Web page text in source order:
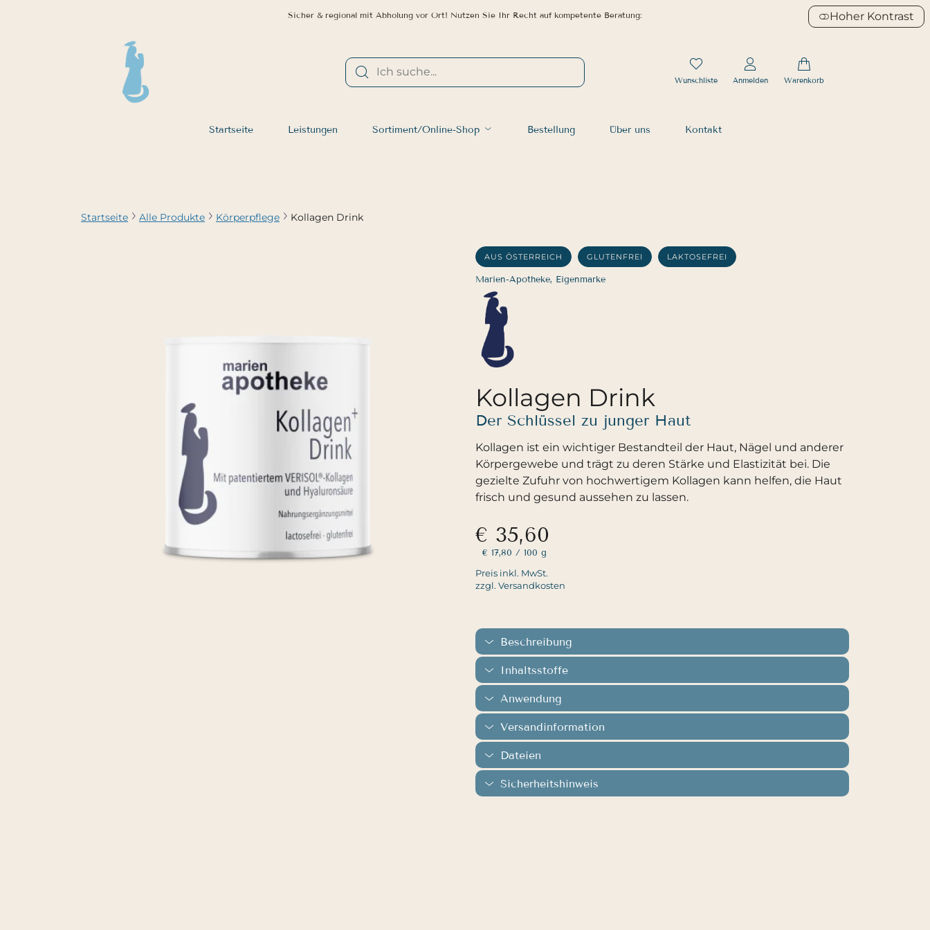
Sicher & regional mit Abholung vor Ort! Nutzen Sie Ihr Recht auf kompetente Beratung: Hoher Kontrast
Wunschliste Anmelden Warenkorb
Startseite Leistungen Sortiment/Online-Shop Bestellung Über uns Kontakt
Startseite Alle Produkte Körperpflege Kollagen Drink
AUS ÖSTERREICH GLUTENFREI LAKTOSEFREI
Marien-Apotheke, Eigenmarke
Kollagen Drink
Der Schlüssel zu junger Haut
Kollagen ist ein wichtiger Bestandteil der Haut, Nägel und anderer
Körpergewebe und trägt zu deren Stärke und Elastizität bei. Die
gezielte Zufuhr von hochwertigem Kollagen kann helfen, die Haut
frisch und gesund aussehen zu lassen.
€ 35,60
€ 17,80 / 100 g
Preis inkl. MwSt.
zzgl. Versandkosten
Beschreibung
Inhaltsstoffe
Anwendung
Versandinformation
Dateien
Sicherheitshinweis